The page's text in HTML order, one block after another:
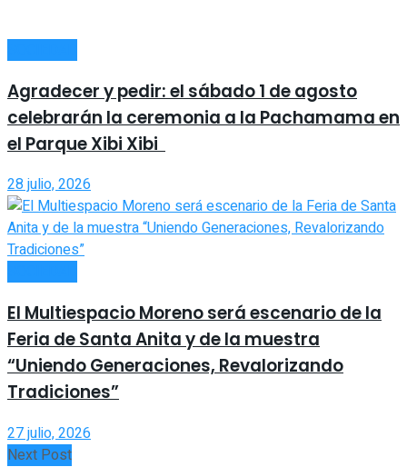
Agradecer y pedir: el sábado 1 de agosto
celebrarán la ceremonia a la Pachamama en
el Parque Xibi Xibi
28 julio, 2026
El Multiespacio Moreno será escenario de la
Feria de Santa Anita y de la muestra
“Uniendo Generaciones, Revalorizando
Tradiciones”
27 julio, 2026
Next Post